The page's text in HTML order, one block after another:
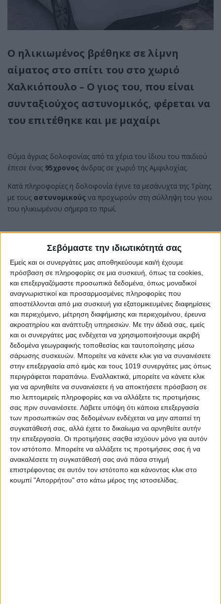
Σεβόμαστε την ιδιωτικότητά σας
Εμείς και οι συνεργάτες μας αποθηκεύουμε και/ή έχουμε
πρόσβαση σε πληροφορίες σε μια συσκευή, όπως τα cookies,
και επεξεργαζόμαστε προσωπικά δεδομένα, όπως μοναδικοί
αναγνωριστικοί και προσαρμοσμένες πληροφορίες που
αποστέλλονται από μια συσκευή για εξατομικευμένες διαφημίσεις
και περιεχόμενο, μέτρηση διαφήμισης και περιεχομένου, έρευνα
ακροατηρίου και ανάπτυξη υπηρεσιών. Με την άδειά σας, εμείς
και οι συνεργάτες μας ενδέχεται να χρησιμοποιήσουμε ακριβή
δεδομένα γεωγραφικής τοποθεσίας και ταυτοποίησης μέσω
σάρωσης συσκευών. Μπορείτε να κάνετε κλικ για να συναινέσετε
στην επεξεργασία από εμάς και τους 1019 συνεργάτες μας όπως
περιγράφεται παραπάνω. Εναλλακτικά, μπορείτε να κάνετε κλικ
για να αρνηθείτε να συναινέσετε ή να αποκτήσετε πρόσβαση σε
πιο λεπτομερείς πληροφορίες και να αλλάξετε τις προτιμήσεις
σας πριν συναινέσετε. Λάβετε υπόψη ότι κάποια επεξεργασία
των προσωπικών σας δεδομένων ενδέχεται να μην απαιτεί τη
συγκατάθεσή σας, αλλά έχετε το δικαίωμα να αρνηθείτε αυτήν
την επεξεργασία. Οι προτιμήσεις σαςθα ισχύουν μόνο για αυτόν
τον ιστότοπο. Μπορείτε να αλλάξετε τις προτιμήσεις σας ή να
ανακαλέσετε τη συγκατάθεσή σας ανά πάσα στιγμή
επιστρέφοντας σε αυτόν τον ιστότοπο και κάνοντας κλικ στο
κουμπί "Απορρήτου" στο κάτω μέρος της ιστοσελίδας.
Ο ηλικιωμένος βρέθηκε σε λίμνη
αίματος στο σπίτι του στο χωριό
Χαλκιόπουλο – Ο γιος του, που είναι
συνταξιούχος αστυνομικός, φέρεται να
του επιτέθηκε και με μαχαίρι
Θύμα άγριας δολοφονίας από τα χέρια του ίδιου του παιδιού
έπεσε ένας 95χρονος άνδρας σε χωριό της Αμφιλοχίας.
Κατά πληροφορίες η δολοφονία έγινε τα μεσάνυχτα της Τρίτης
με τους αστυνομικούς να προχωρούν στη σύλληψη του γιου
του ηλικιωμένου σήμερα το πρωί.
Νωρίτερα ο συλληφθείς, ο οποίος είναι συνταξιούχος
πατέρα του με αποτέλεσμα να ενημερωθούν οι αρχές.
Σύμφωνα με πληροφορίες ο ηλικιωμένος βρέθηκε σελίμνη
αίματοςμέσα στο σπίτι του καθώς έφερε χτυπήματα στο
κεφάλι από γκλίτσα ενώ φέρεται να είχε
δεχθεί
χτυπήματακαι από μαχαίρι
. Οι ίδιες πληροφορίες
αναφέρουν ότι ο 95χρονοςφέρει αρκετάτραύματα.
Αστυνομικές πηγές μεταφέρουν ότι ο 95χρονος είχε άνοια και
ο γιος του αντιμετώπιζε ψυχολογικά προβλήματα.
Τη σύλληψη έκαναν αστυνομικοί τηςΥποδιεύθυνσης Δίωξης
και Εξιχνίασης Εγκλημάτων Αγρινίουσε συνεργασία με το
αστυνομικό τμήμα Εμπεσσού, με τον δράστη να κατηγορείται
γιαανθρωποκτονίααπό πρόθεση.
protothema
Share